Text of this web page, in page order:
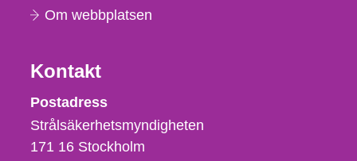
Om webbplatsen
Kontakt
Strålsäkerhetsmyndigheten
Postadress
Strålsäkerhetsmyndigheten
171 16 Stockholm